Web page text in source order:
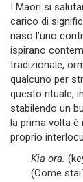
I Maori si
carico di
naso l’uno
ispirano
tradizionale,
qualcuno per
questo rituale,
stabilendo un
la prima volta è
proprio
Kia ora.
(Come